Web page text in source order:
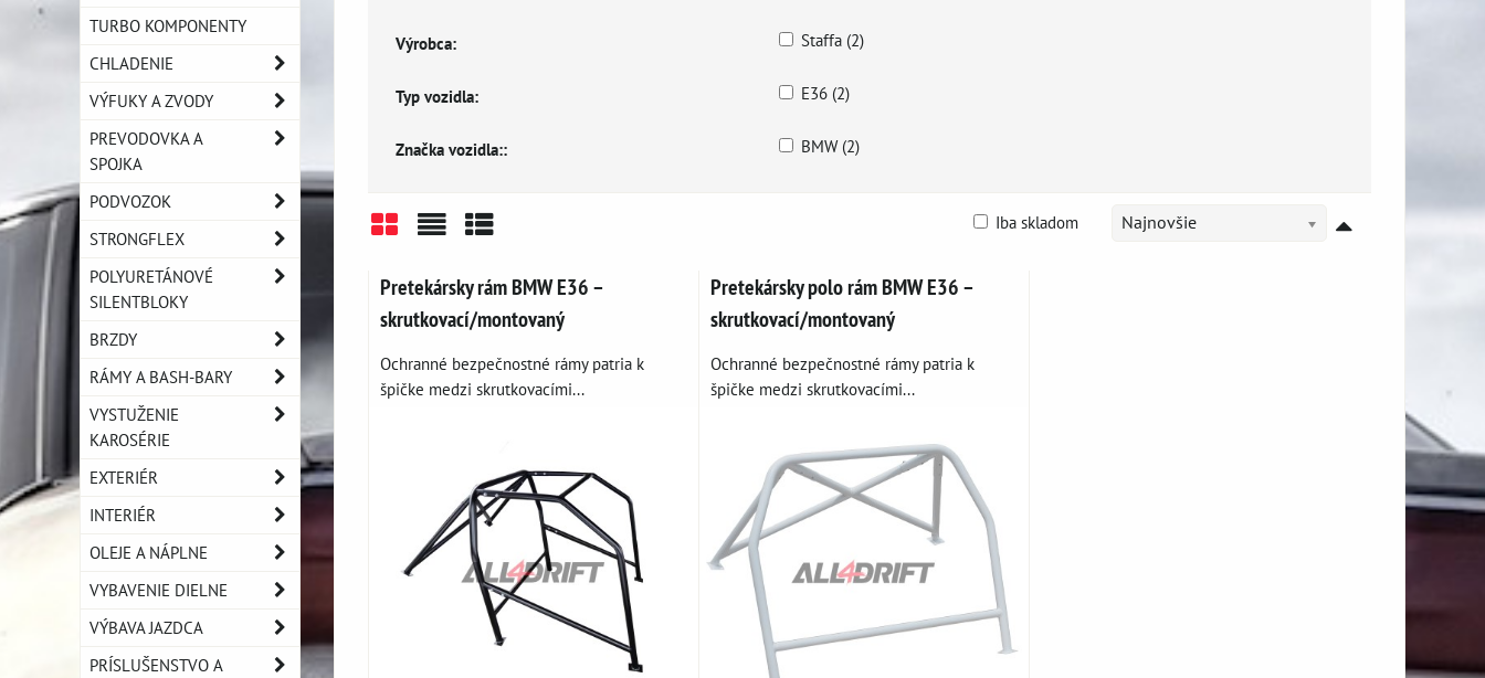
Výrobca: Staffa (2)
Typ vozidla: E36 (2)
Značka vozidla:: BMW (2)
Najnovšie
Iba skladom
Pretekársky rám BMW E36 –
skrutkovací/montovaný
Ochranné bezpečnostné rámy patria k
špičke medzi skrutkovacími...
Pretekársky polo rám BMW E36 –
skrutkovací/montovaný
Ochranné bezpečnostné rámy patria k
špičke medzi skrutkovacími...
TURBO KOMPONENTY
CHLADENIE
VÝFUKY A ZVODY
PREVODOVKA A
SPOJKA
PODVOZOK
STRONGFLEX
POLYURETÁNOVÉ
SILENTBLOKY
BRZDY
RÁMY A BASH-BARY
VYSTUŽENIE
KAROSÉRIE
EXTERIÉR
INTERIÉR
OLEJE A NÁPLNE
VYBAVENIE DIELNE
VÝBAVA JAZDCA
PRÍSLUŠENSTVO A